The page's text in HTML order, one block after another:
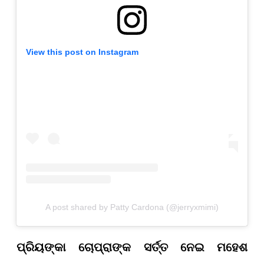
View this post on Instagram
A post shared by Patty Cardona (@jerryxmimi)
ପ୍ରିୟଙ୍କା ଚୋପ୍ରାଙ୍କ ସର୍ତ୍ତ ନେଇ ମହେଶ